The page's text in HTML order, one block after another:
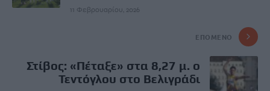
11 Φεβρουαρίου, 2026
ΕΠΌΜΕΝΟ
Στίβος: «Πέταξε» στα 8,27 μ. ο
Τεντόγλου στο Βελιγράδι